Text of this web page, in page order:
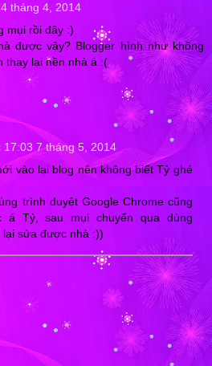
tháng 4, 2014
mụi rồi đây :)
được vậy? Blogger hình như không
thay lại nền nhà á :(
17:03 7 tháng 5, 2014
vào lại blog nên không biết Tỷ ghé
trình duyệt Google Chrome cũng
á Tỷ, sau mụi chuyển qua dùng
lại sửa được nhà :))